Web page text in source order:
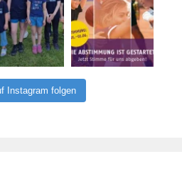
Instagram folgen